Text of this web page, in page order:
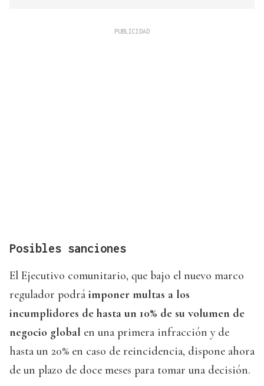
Posibles sanciones
El Ejecutivo comunitario, que bajo el nuevo marco
regulador podrá imponer multas a los
incumplidores de hasta un 10% de su volumen de
negocio global en una primera infracción y de
hasta un 20% en caso de reincidencia, dispone ahora
de un plazo de doce meses para tomar una decisión.